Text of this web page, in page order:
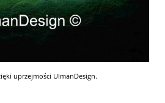
uprzejmości UlmanDesign.